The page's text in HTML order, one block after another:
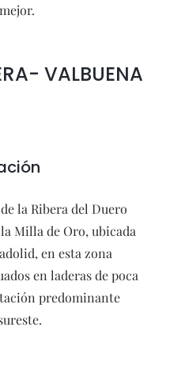
VALBUENA
la Ribera del Duero
Milla de Oro, ubicada
en esta zona
en laderas de poca
predominante